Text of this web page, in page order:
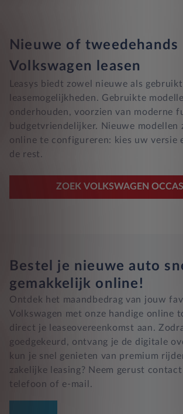
Nieuwe of tweedehands
Volkswagen leasen
Leasys biedt zowel nieuwe als
leasemogelijkheden. Gebruikte
onderhouden, voorzien van moderne
budgetvriendelijker. Nieuwe modellen
online te configureren: kies uw versie
de rest.
ZOEK VOLKSWAGEN
Bestel je nieuwe auto
gemakkelijk online!
Ontdek het maandbedrag van jouw
Volkswagen met onze handige online
direct je leaseovereenkomst aan.
goedgekeurd, ontvang je de digitale
kun je snel genieten van premium
zakelijke leasing? Neem gerust
telefoon of e-mail.